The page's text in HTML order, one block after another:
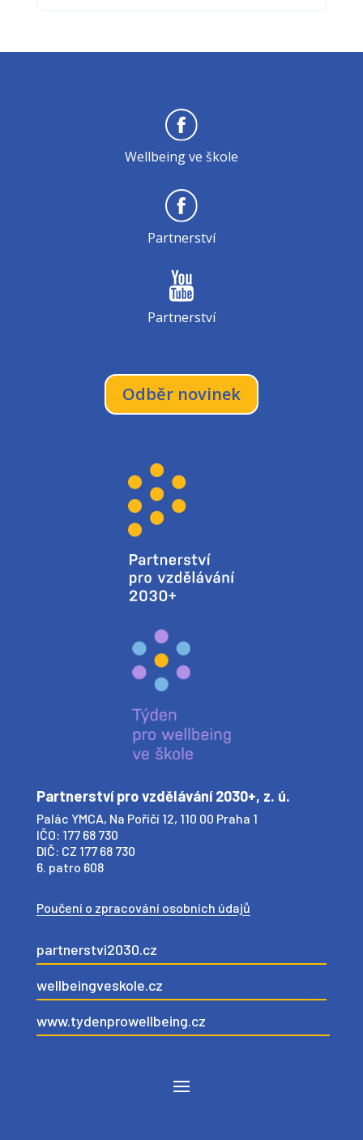
Wellbeing ve škole
Partnerství
Partnerství
Odběr novinek
Partnerství pro vzdělávání 2030+, z. ú.
Palác YMCA, Na Poříčí 12, 110 00 Praha 1
IČO: 177 68 730
DIČ: CZ 177 68 730
6. patro 608
Poučení o zpracování osobních údajů
partnerstvi2030.cz
wellbeingveskole.cz
www.tydenprowellbeing.cz